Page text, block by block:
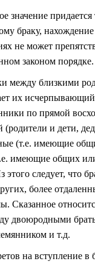
значение придается
браку,
не может
законом порядке.
между близкими
их
по прямой
(родители и дети,
(т.е. имеющие
имеющие общих
этого следует, что
более
Сказанное
двоюродными
и т.д.
на вступление в